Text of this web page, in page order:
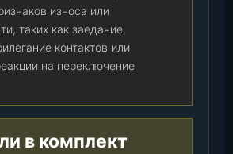
износа или
таких как заедание,
контактов или
на переключение
в комплект